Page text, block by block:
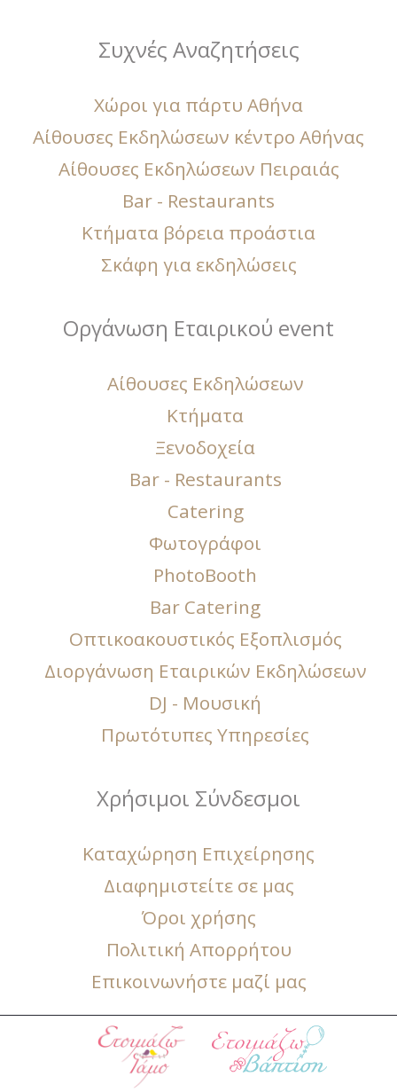
Συχνές Αναζητήσεις
Χώροι για πάρτυ Αθήνα
Αίθουσες Εκδηλώσεων κέντρο Αθήνας
Αίθουσες Εκδηλώσεων Πειραιάς
Bar - Restaurants
Κτήματα βόρεια προάστια
Σκάφη για εκδηλώσεις
Οργάνωση Εταιρικού event
Αίθουσες Εκδηλώσεων
Κτήματα
Ξενοδοχεία
Bar - Restaurants
Catering
Φωτογράφοι
PhotoBooth
Bar Catering
Οπτικοακουστικός Εξοπλισμός
Διοργάνωση Εταιρικών Εκδηλώσεων
DJ - Μουσική
Πρωτότυπες Υπηρεσίες
Χρήσιμοι Σύνδεσμοι
Καταχώρηση Επιχείρησης
Διαφημιστείτε σε μας
Όροι χρήσης
Πολιτική Απορρήτου
Επικοινωνήστε μαζί μας